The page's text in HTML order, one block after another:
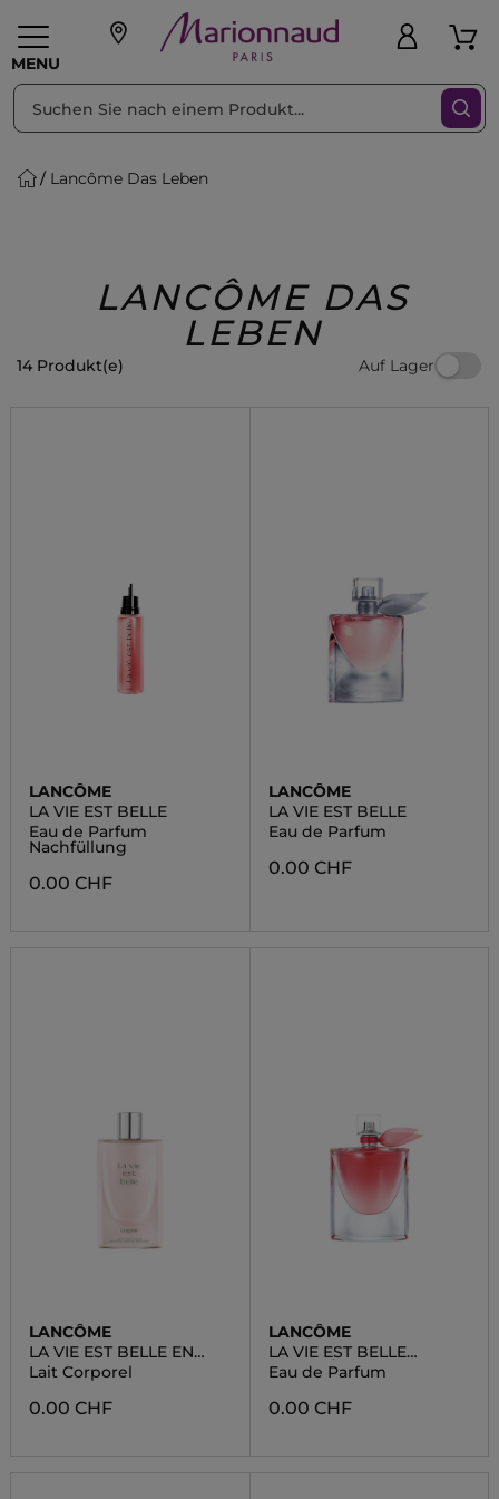
MENU
Geschenke PFLEGE
Accessoires
Lancôme Das Leben
LANCÔME DAS
LEBEN
14 Produkt(e) Auf Lager
sortieren nach Filter
LANCÔME
LA VIE EST BELLE
Eau de Parfum
Nachfüllung
0.00 CHF
LANCÔME
LA VIE EST BELLE
Eau de Parfum
0.00 CHF
LANCÔME
LA VIE EST BELLE EN
ROSE
Lait Corporel
0.00 CHF
LANCÔME
LA VIE EST BELLE
INTENSÉMENT
Eau de Parfum
0.00 CHF